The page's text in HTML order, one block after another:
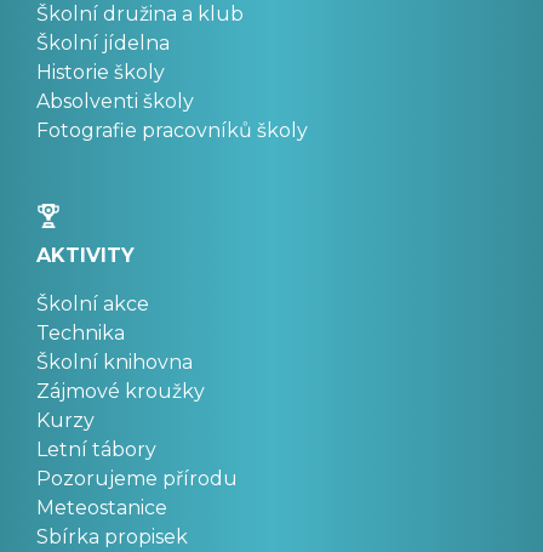
Školní družina a klub
Školní jídelna
Historie školy
Absolventi školy
Fotografie pracovníků školy
AKTIVITY
Školní akce
Technika
Školní knihovna
Zájmové kroužky
Kurzy
Letní tábory
Pozorujeme přírodu
Meteostanice
Sbírka propisek